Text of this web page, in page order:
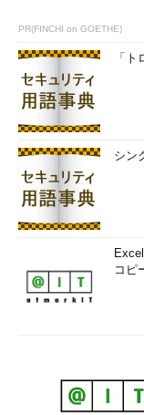
PR(FINCHI on GOETHE)
「
シン
コピ